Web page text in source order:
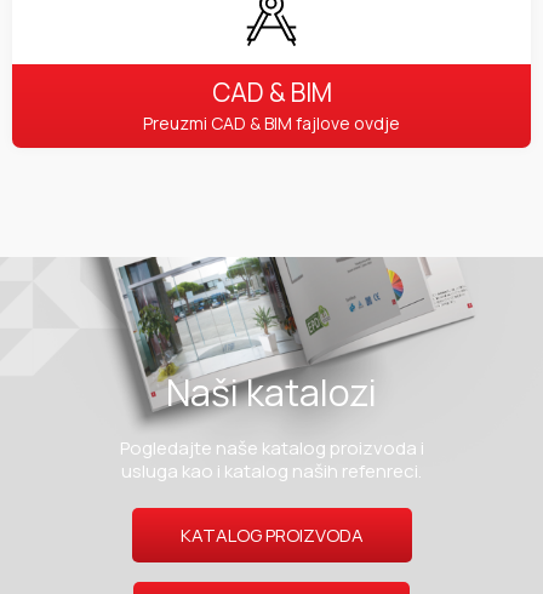
CAD & BIM
Preuzmi CAD & BIM fajlove ovdje
Naši katalozi
Pogledajte naše katalog proizvoda i
usluga kao i katalog naših refenreci.
KATALOG PROIZVODA